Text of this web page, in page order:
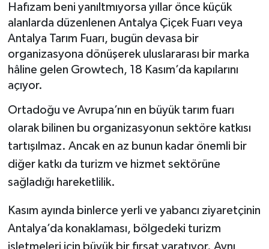
Hafızam beni yanıltmıyorsa yıllar önce küçük
alanlarda düzenlenen Antalya Çiçek Fuarı veya
Antalya Tarım Fuarı, bugün devasa bir
organizasyona dönüşerek uluslararası bir marka
hâline gelen Growtech, 18 Kasım’da kapılarını
açıyor.
Ortadoğu ve Avrupa’nın en büyük tarım fuarı
olarak bilinen bu organizasyonun sektöre katkısı
tartışılmaz. Ancak en az bunun kadar önemli bir
diğer katkı da turizm ve hizmet sektörüne
sağladığı hareketlilik.
Kasım ayında binlerce yerli ve yabancı ziyaretçinin
Antalya’da konaklaması, bölgedeki turizm
işletmeleri için büyük bir fırsat yaratıyor. Aynı
Siyaset
Spor